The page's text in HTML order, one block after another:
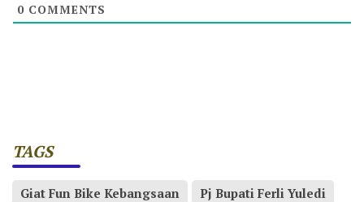
0 COMMENTS
TAGS
Giat Fun Bike Kebangsaan
Pj Bupati Ferli Yuledi